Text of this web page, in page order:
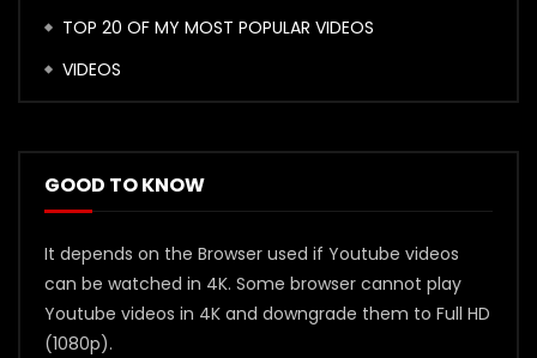
TOP 20 OF MY MOST POPULAR VIDEOS
VIDEOS
GOOD TO KNOW
It depends on the Browser used if Youtube videos
can be watched in 4K. Some browser cannot play
Youtube videos in 4K and downgrade them to Full HD
(1080p).